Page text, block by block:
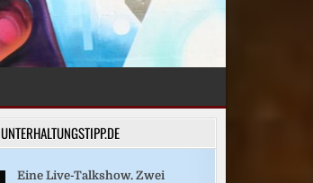
UNTERHALTUNGSTIPP.DE
Eine Live-Talkshow. Zwei